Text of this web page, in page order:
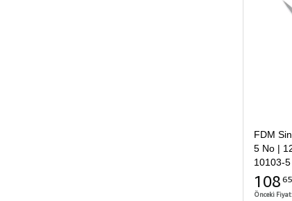
FDM
5 No |
10103-5
108
Önceki Fiyat: